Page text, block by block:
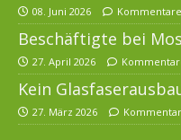
08. Juni 2026
Beschäftigte bei
27. April 2026
Kein
27. März 2026